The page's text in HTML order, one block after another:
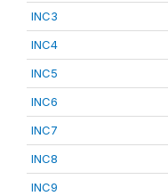
INC3
INC4
INC5
INC6
INC7
INC8
INC9